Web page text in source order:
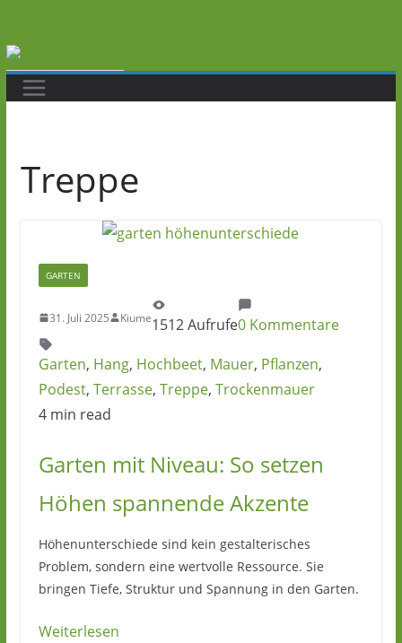
Inhalt
springen
Treppe
GARTEN
31. Juli 2025 Kiume1512 Aufrufe0 Kommentare
Garten, Hang, Hochbeet, Mauer, Pflanzen,
Podest, Terrasse, Treppe, Trockenmauer
4 min read
Garten mit Niveau: So setzen
Höhen spannende Akzente
Höhenunterschiede sind kein gestalterisches
Problem, sondern eine wertvolle Ressource. Sie
bringen Tiefe, Struktur und Spannung in den Garten.
Weiterlesen